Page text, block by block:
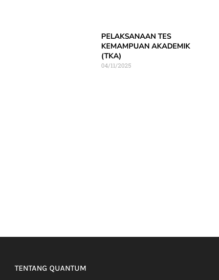
PELAKSANAAN TES
KEMAMPUAN AKADEMIK
(TKA)
04/11/2025
TENTANG QUANTUM